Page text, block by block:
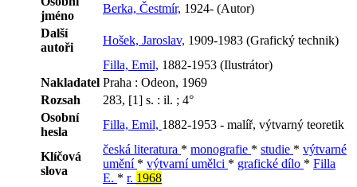
jméno
Berka, Čestmír, 1924- (Autor)
Další
autoři
Hošek, Jaroslav, 1909-1983 (Grafický technik)
Filla, Emil, 1882-1953 (Ilustrátor)
Nakladatel Praha : Odeon, 1969
Rozsah
283, [1] s. : il. ; 4°
Osobní
hesla
Filla, Emil, 1882-1953 - malíř, výtvarný teoretik
Klíčová
slova
česká literatura * monografie * studie * výtvarné
umění * výtvarní umělci * grafické dílo * Filla
E. * r. 1968